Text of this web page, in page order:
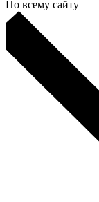
По всему сайту